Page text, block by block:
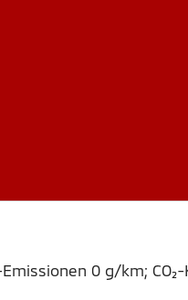
0 g/km;